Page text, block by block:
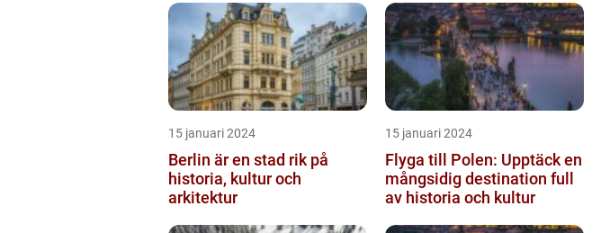
15 januari 2024
Berlin är en stad rik på
historia, kultur och
arkitektur
15 januari 2024
Flyga till Polen: Upptäck en
mångsidig destination full
av historia och kultur